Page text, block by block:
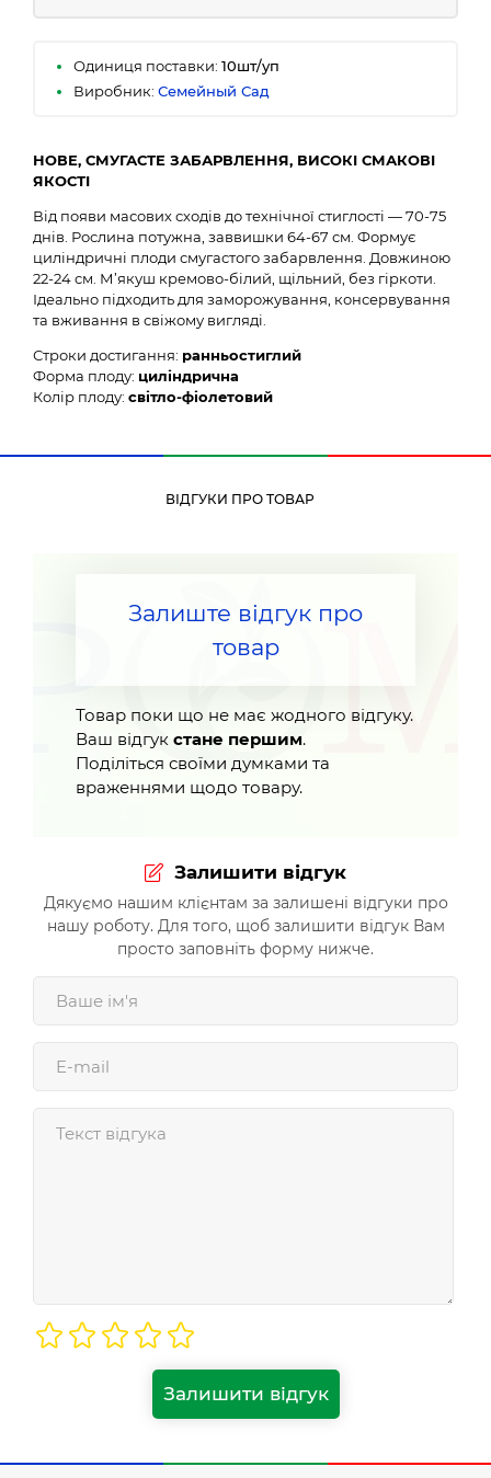
Одиниця поставки: 10шт/уп
Виробник: Семейный Сад
НОВЕ, СМУГАСТЕ ЗАБАРВЛЕННЯ, ВИСОКІ СМАКОВІ
ЯКОСТІ
Від появи масових сходів до технічної стиглості — 70-75
днів. Рослина потужна, заввишки 64-67 см. Формує
циліндричні плоди смугастого забарвлення. Довжиною
22-24 см. М’якуш кремово-білий, щільний, без гіркоти.
Ідеально підходить для заморожування, консервування
та вживання в свіжому вигляді.
Строки достигання: ранньостиглий
Форма плоду: циліндрична
Колір плоду: світло-фіолетовий
ВІДГУКИ ПРО ТОВАР
Залиште відгук про
товар
Товар поки що не має жодного відгуку.
Ваш відгук стане першим.
Поділіться своїми думками та
враженнями щодо товару.
Залишити відгук
Дякуємо нашим клієнтам за залишені відгуки про
нашу роботу. Для того, щоб залишити відгук Вам
просто заповніть форму нижче.
Залишити відгук